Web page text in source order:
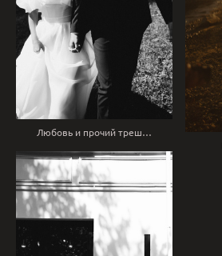
Любовь и прочий треш…